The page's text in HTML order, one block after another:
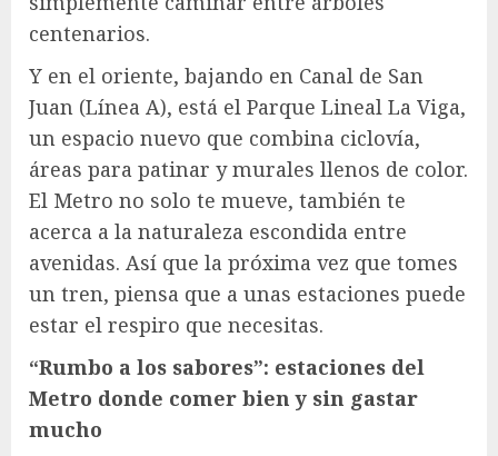
centenarios.
Y en el oriente, bajando en Canal de San
Juan (Línea A), está el Parque Lineal La Viga,
un espacio nuevo que combina ciclovía,
áreas para patinar y murales llenos de color.
El Metro no solo te mueve, también te
acerca a la naturaleza escondida entre
avenidas. Así que la próxima vez que tomes
un tren, piensa que a unas estaciones puede
estar el respiro que necesitas.
“Rumbo a los sabores”: estaciones del
Metro donde comer bien y sin gastar
mucho